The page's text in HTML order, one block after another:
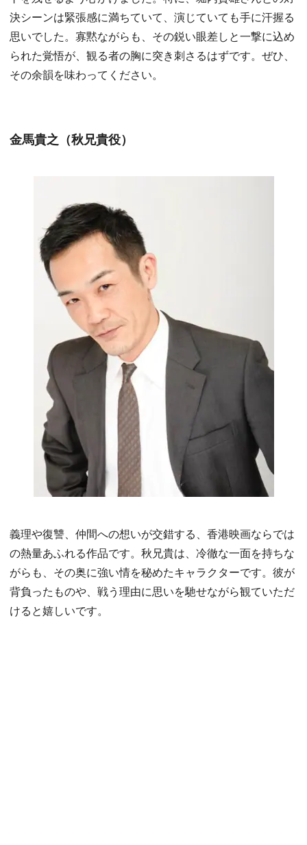
決シーンは緊張感に満ちていて、演じていても手に汗握る
思いでした。寡黙ながらも、その鋭い眼差しと一撃に込め
られた覚悟が、観る者の胸に突き刺さるはずです。ぜひ、
その余韻を味わってください。
金馬貴之（秋兄貴役）
義理や復讐、仲間への想いが交錯する、香港映画ならでは
の熱量あふれる作品です。秋兄貴は、冷徹な一面を持ちな
がらも、その奥に強い情を秘めたキャラクターです。彼が
背負ったものや、戦う理由に思いを馳せながら観ていただ
けると嬉しいです。